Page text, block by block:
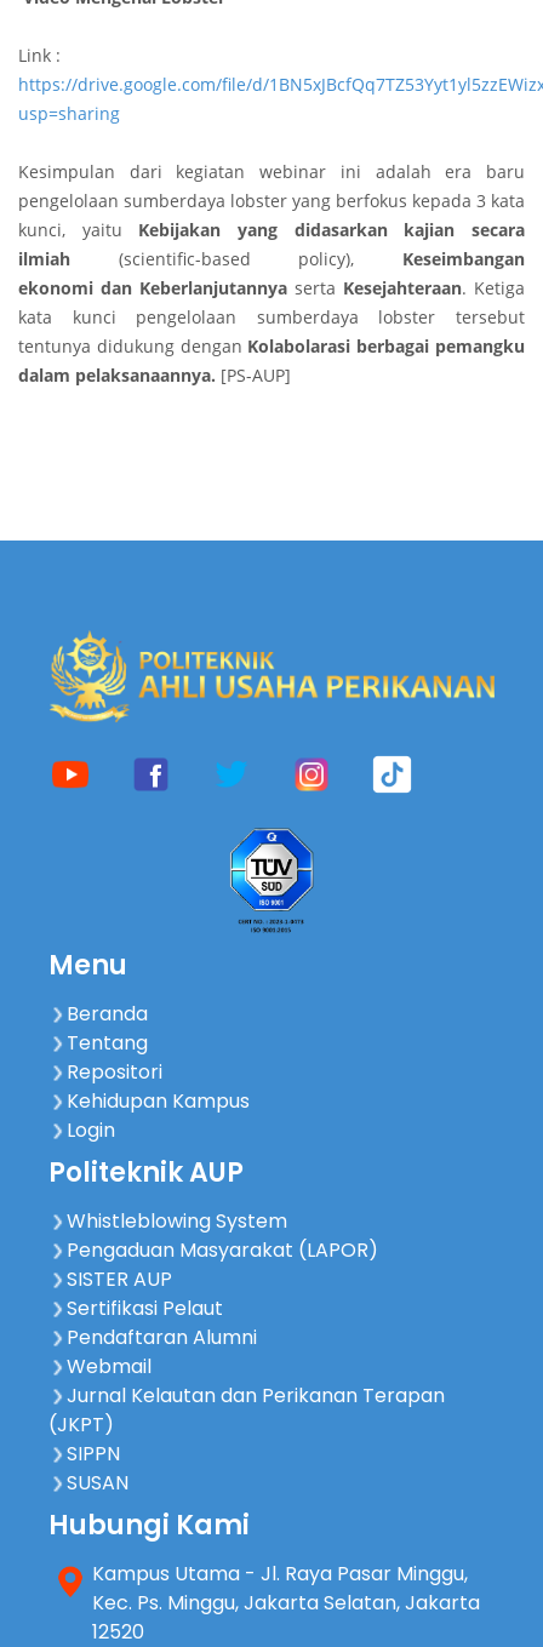
Link :
https://drive.google.com/file/d/
usp=sharing
Kesimpulan dari kegiatan webinar ini adalah era baru
pengelolaan sumberdaya lobster yang berfokus kepada 3 kata
kunci, yaitu Kebijakan yang didasarkan kajian secara
ilmiah (scientific-based policy), Keseimbangan
ekonomi dan Keberlanjutannya serta Kesejahteraan. Ketiga
kata kunci pengelolaan sumberdaya lobster tersebut
tentunya didukung dengan Kolabolarasi berbagai pemangku
dalam pelaksanaannya. [PS-AUP]
Menu
Beranda
Tentang
Repositori
Kehidupan Kampus
Login
Politeknik AUP
Whistleblowing System
Pengaduan Masyarakat (LAPOR)
SISTER AUP
Sertifikasi Pelaut
Pendaftaran Alumni
Webmail
Jurnal Kelautan dan Perikanan Terapan
(JKPT)
SIPPN
SUSAN
Hubungi Kami
Kampus Utama - Jl. Raya Pasar Minggu,
Kec. Ps. Minggu, Jakarta Selatan, Jakarta
12520